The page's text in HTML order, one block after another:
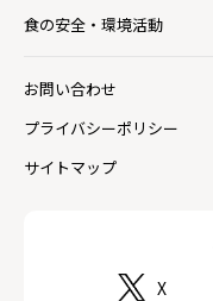
X
食の安全・環境活動
お問い合わせ
プライバシーポリシー
サイトマップ